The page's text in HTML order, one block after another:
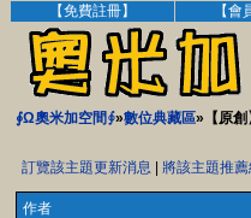
【免費註冊】 【會
∮Ω奧米加空間∮»數位典藏區»【原
訂覽該主題更新消息 將該主題推
作者